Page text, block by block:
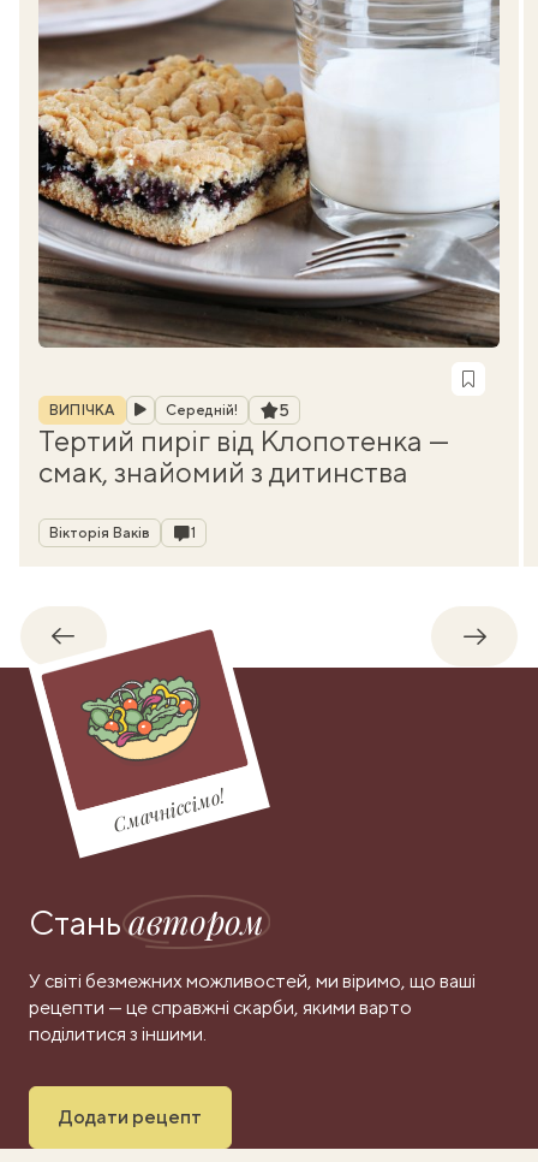
Рубрика
ВИПІЧКА Середній! Рейтинг
5
Тертий пиріг від Клопотенка —
смак, знайомий з дитинства
Автор
Вікторія Ваків Коментарі
1
Назад
Смачніссімо!
Станьавтором
У світі безмежних можливостей, ми віримо, що ваші
рецепти — це справжні скарби, якими варто
поділитися з іншими.
Додати рецепт